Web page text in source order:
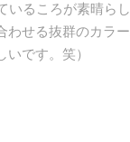
いるころが素晴ら
わせる抜群のカラ
です。笑）